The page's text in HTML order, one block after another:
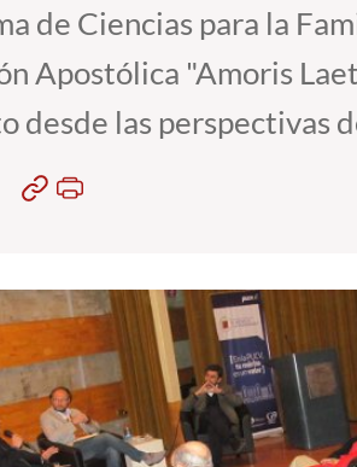
de Ciencias para la
Apostólica "Amoris
desde las perspectivas